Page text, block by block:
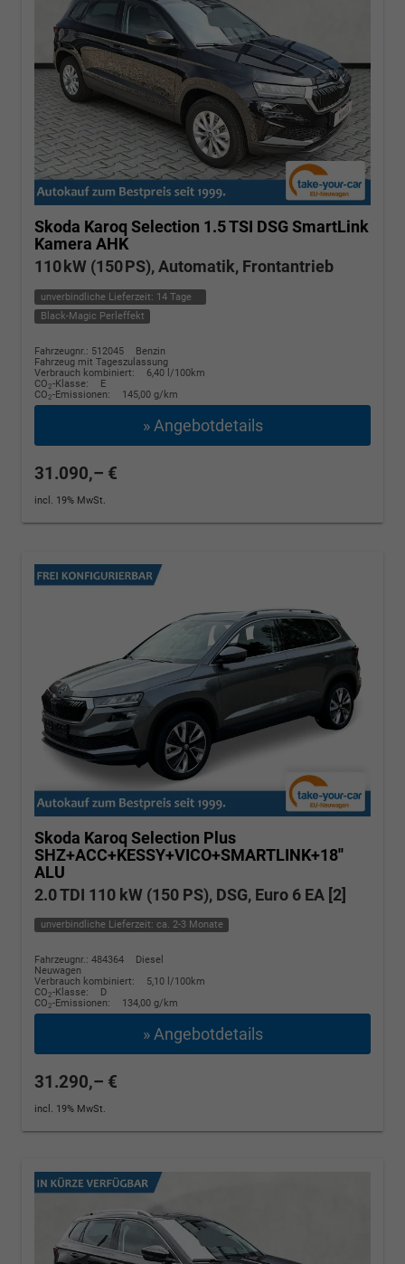
Skoda Karoq Selection 1.5 TSI DSG SmartLink
Kamera AHK
110 kW (150 PS), Automatik, Frontantrieb
unverbindliche Lieferzeit: 14 Tage
Black-Magic Perleffekt
Fahrzeugnr.: 512045
Benzin
Fahrzeug mit Tageszulassung
Verbrauch kombiniert:
6,40 l/100km
CO2-Klasse:
E
CO2-Emissionen: 145,00 g/km
» Angebotdetails
31.090,– €
incl. 19% MwSt.
Skoda Karoq Selection Plus
SHZ+ACC+KESSY+VICO+SMARTLINK+18''
ALU
2.0 TDI 110 kW (150 PS), DSG, Euro 6 EA [2]
unverbindliche Lieferzeit: ca. 2-3 Monate
Fahrzeugnr.: 484364
Diesel
Neuwagen
Verbrauch kombiniert:
5,10 l/100km
CO2-Klasse:
D
CO2-Emissionen: 134,00 g/km
» Angebotdetails
31.290,– €
incl. 19% MwSt.